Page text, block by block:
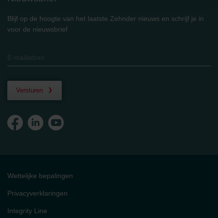
Zehnder Group België nv/sa: Déclarations de confidentialité
Zehnder Group Czech Republic s.r.o.: Zásady ochrany
Zehnder Group France: Protection des données
Zehnder Group Ibérica SAU: Política de privacidad
Zehnder Group İç Mekan İklimlendirme Sanayi ve Ticaret
Zehnder Group Sales International: Privacy Policy
Zehnder Group Schweiz AG: Datenschutz
Blijf op de hoogte van het laatste Zehnder nieuws en schrijf je in
voor de nieuwsbrief
Versturen
Wettelijke bepalingen
Privacyverklaringen
Integrity Line